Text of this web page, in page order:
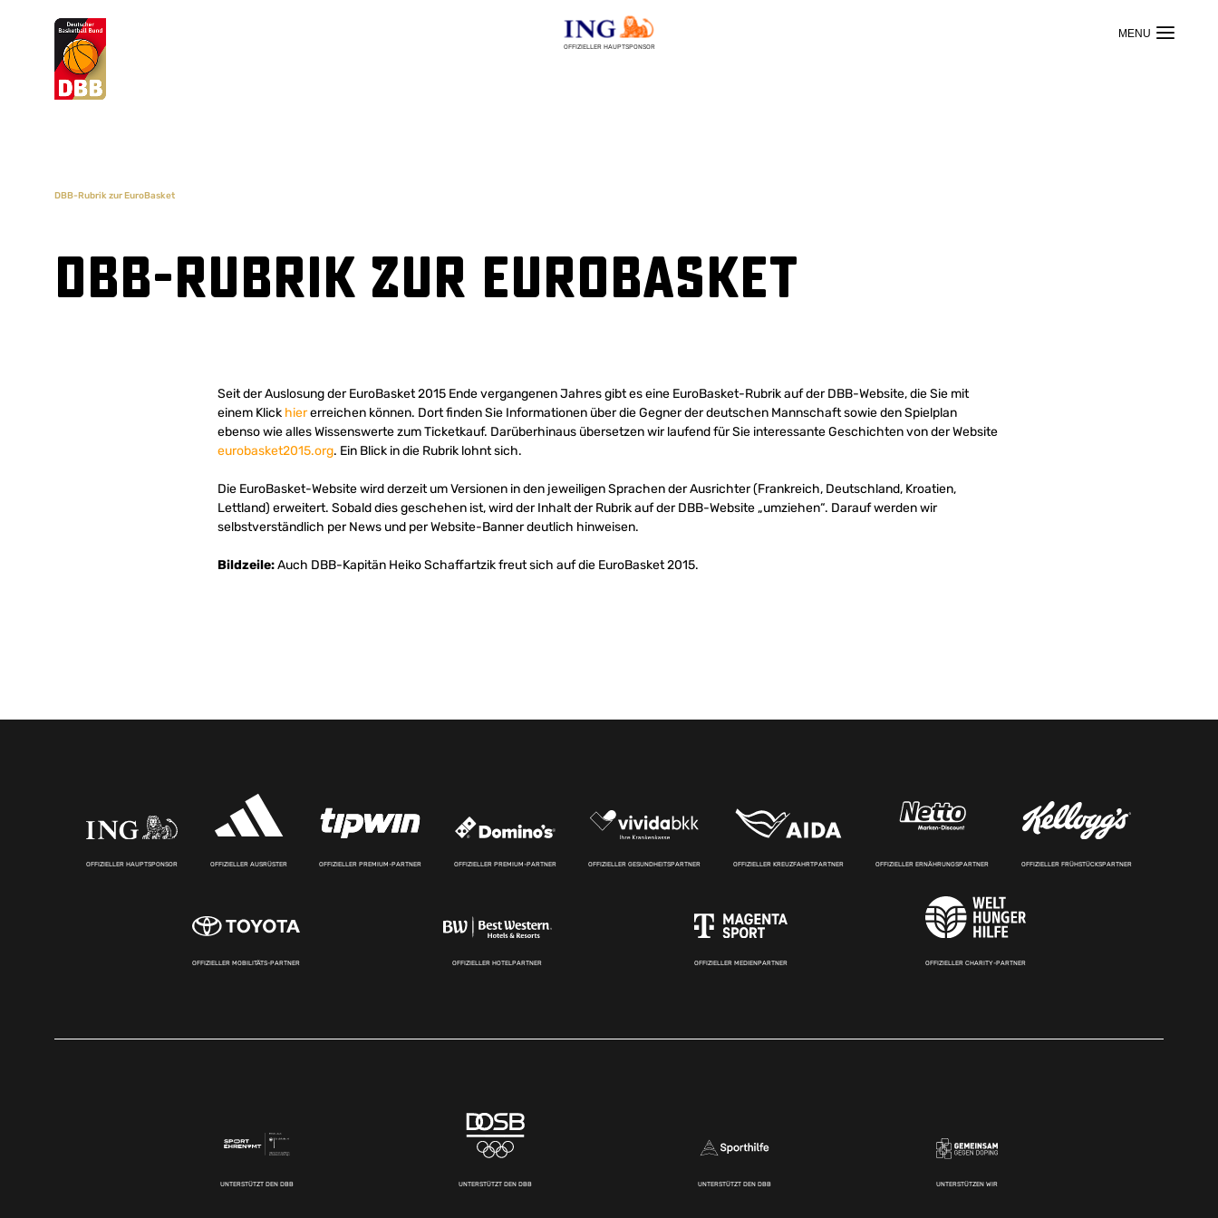
OFFIZIELLER HAUPTSPONSOR
Suchvorschläge
DBB-Rubrik zur EuroBasket
DBB-Rubrik zur EuroBasket
Seit der Auslosung der EuroBasket 2015 Ende vergangenen Jahres gibt es eine EuroBasket-Rubrik auf der DBB-Website, die Sie mit
einem Klick hiererreichen können. Dort finden Sie Informationen über die Gegner der deutschen Mannschaft sowie den Spielplan
ebenso wie alles Wissenswerte zum Ticketkauf. Darüberhinaus übersetzen wir laufend für Sie interessante Geschichten von der Website
eurobasket2015.org. Ein Blick in die Rubrik lohnt sich.
Die EuroBasket-Website wird derzeit um Versionen in den jeweiligen Sprachen der Ausrichter (Frankreich, Deutschland, Kroatien,
Lettland) erweitert. Sobald dies geschehen ist, wird der Inhalt der Rubrik auf der DBB-Website „umziehen“. Darauf werden wir
selbstverständlich per News und per Website-Banner deutlich hinweisen.
Bildzeile:Auch DBB-Kapitän Heiko Schaffartzik freut sich auf die EuroBasket 2015.
OFFIZIELLER HAUPTSPONSOR OFFIZIELLER AUSRÜSTER OFFIZIELLER PREMIUM-PARTNER OFFIZIELLER PREMIUM-PARTNER OFFIZIELLER GESUNDHEITSPARTNER OFFIZIELLER KREUZFAHRTPARTNER OFFIZIELLER ERNÄHRUNGSPARTNER OFFIZIELLER FRÜHSTÜCKSPARTNER
OFFIZIELLER MOBILITÄTS-PARTNER OFFIZIELLER HOTELPARTNER OFFIZIELLER MEDIENPARTNER OFFIZIELLER CHARITY-PARTNER
UNTERSTÜTZT DEN DBB UNTERSTÜTZT DEN DBB UNTERSTÜTZT DEN DBB UNTERSTÜTZEN WIR